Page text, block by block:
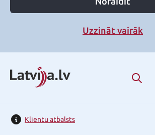
Uzzināt vairāk
Klientu atbalsts